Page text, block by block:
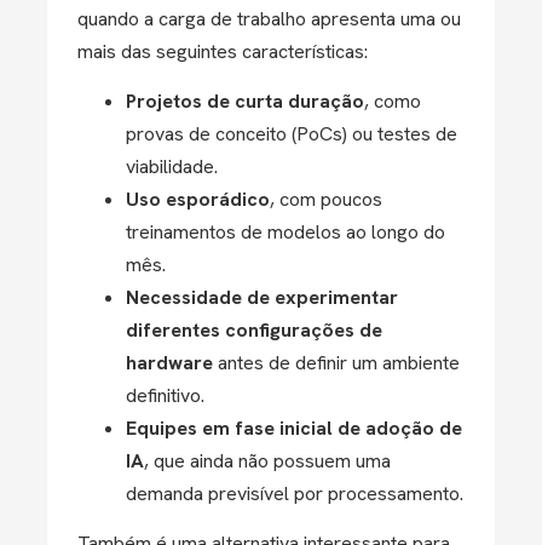
quando a carga de trabalho apresenta uma ou
mais das seguintes características:
Projetos de curta duração, como
provas de conceito (PoCs) ou testes de
viabilidade.
Uso esporádico, com poucos
treinamentos de modelos ao longo do
mês.
Necessidade de experimentar
diferentes configurações de
hardwareantes de definir um ambiente
definitivo.
Equipes em fase inicial de adoção de
IA, que ainda não possuem uma
demanda previsível por processamento.